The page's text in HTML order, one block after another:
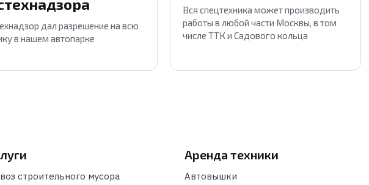
дал разрешение на всю
в нашем автопарке
Вся спецтехника может производить
работы в любой части Москвы, в том
числе ТТК и Садового кольца
строительного мусора
Аренда техники
Автовышки